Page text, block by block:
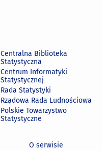
Centralna Biblioteka
Statystyczna
Centrum Informatyki
Statystycznej
Rada Statystyki
Rządowa Rada Ludnościowa
Polskie Towarzystwo
Statystyczne
O serwisie